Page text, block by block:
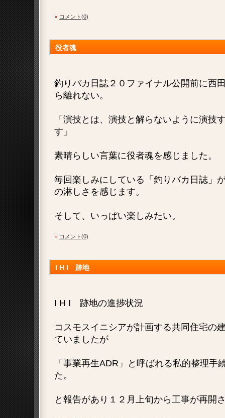
コメント(0)
役者魂
釣りバカ日誌２０ファイナル公開前に西
ら離れない。
「演技とは、演技と解らないように演技
す」
素晴らしい言葉に役者魂を感じました。
毎回楽しみにしている「釣りバカ日誌」
の淋しさを感じます。
そして、いっぱい楽しみたい。
コメント(0)
I H I 跡地
I H I 跡地の進捗状況
コスモスイニシアが計画する共同住宅の
ていましたが
「事業再生ADR」と呼ばれる私的整理手
た。
と報告があり１２月上旬から工事が再開